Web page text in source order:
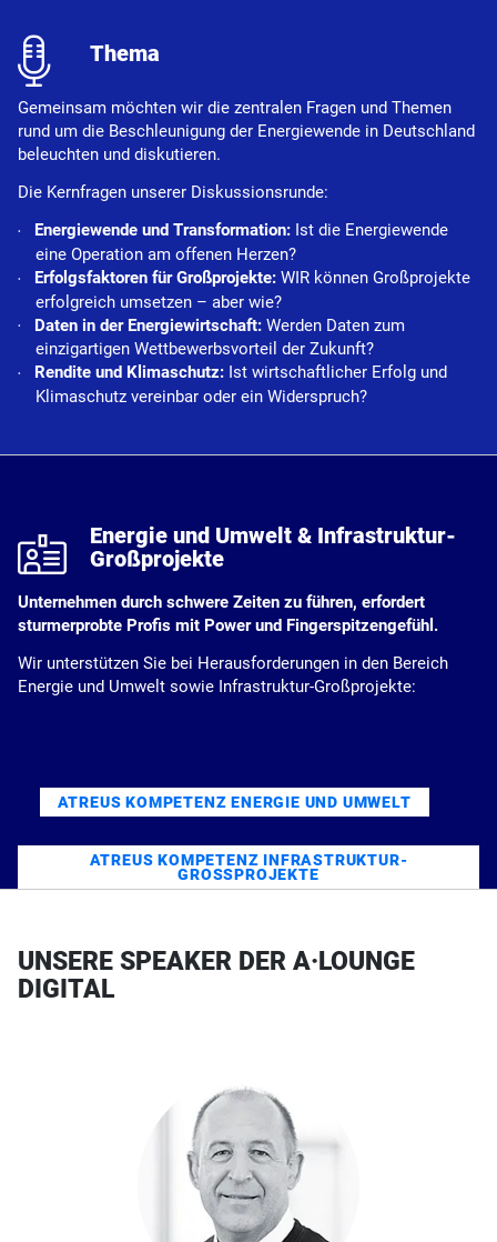
l Thema
Gemeinsam möchten wir die zentralen Fragen und Themen
rund um die Beschleunigung der Energiewende in Deutschland
beleuchten und diskutieren.
Die Kernfragen unserer Diskussionsrunde:
Energiewende und Transformation: Ist die Energiewende
eine Operation am offenen Herzen?
Erfolgsfaktoren für Großprojekte: WIR können Großprojekte
erfolgreich umsetzen – aber wie?
Daten in der Energiewirtschaft: Werden Daten zum
einzigartigen Wettbewerbsvorteil der Zukunft?
Rendite und Klimaschutz: Ist wirtschaftlicher Erfolg und
Klimaschutz vereinbar oder ein Widerspruch?
k
Energie und Umwelt & Infrastruktur-
Großprojekte
Unternehmen durch schwere Zeiten zu führen, erfordert
sturmerprobte Profis mit Power und Fingerspitzengefühl.
Wir unterstützen Sie bei Herausforderungen in den Bereich
Energie und Umwelt sowie Infrastruktur-Großprojekte:
ATREUS KOMPETENZ ENERGIE UND UMWELT
ATREUS KOMPETENZ INFRASTRUKTUR-
GROSSPROJEKTE
UNSERE SPEAKER DER A·LOUNGE
DIGITAL